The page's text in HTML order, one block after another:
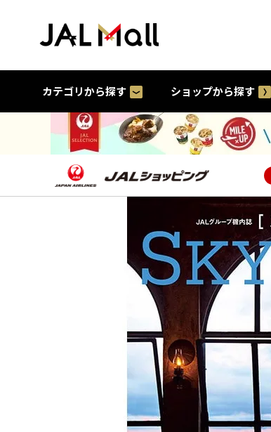
カテゴリから探す ショップから探す